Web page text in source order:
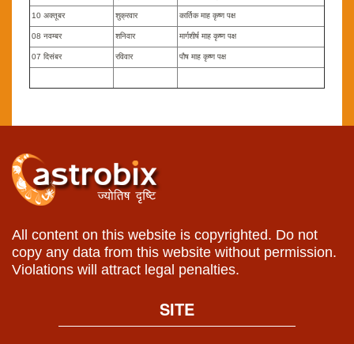
10 अक्तूबर शुक्रवार कार्तिक माह कृष्ण पक्ष
08 नवम्बर शनिवार मार्गशीर्ष माह कृष्ण पक्ष
07 दिसंबर रविवार पौष माह कृष्ण पक्ष
All content on this website is copyrighted. Do not
copy any data from this website without permission.
Violations will attract legal penalties.
SITE